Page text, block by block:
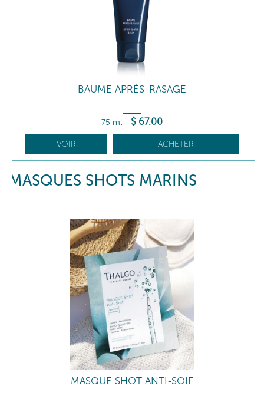
BAUME APRÈS-RASAGE
75 ml - $ 67.00
VOIR ACHETER
MASQUES SHOTS MARINS
MASQUE SHOT ANTI-SOIF